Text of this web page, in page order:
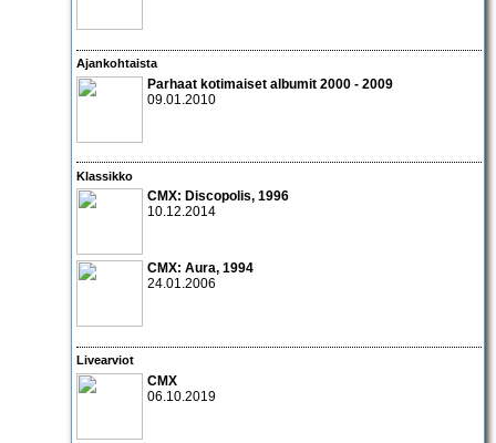
Ajankohtaista
Parhaat kotimaiset albumit 2000 - 2009
09.01.2010
Klassikko
CMX: Discopolis, 1996
10.12.2014
CMX: Aura, 1994
24.01.2006
Livearviot
CMX
06.10.2019